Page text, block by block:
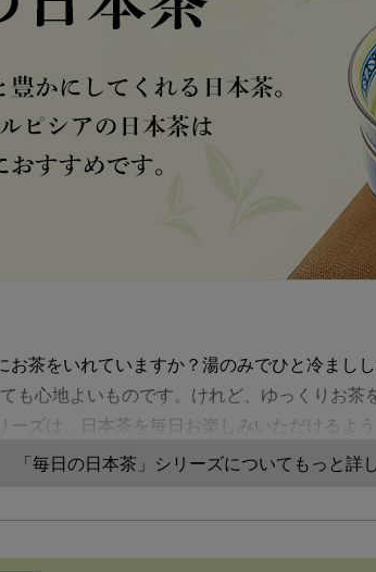
「毎日の日本茶」シリーズについてもっと詳
茶をいれていますか？湯のみでひと冷まし
も心地よいものです。けれど、ゆっくりお茶
ーズは、日本茶を毎日お楽しみいただけるよ
だけるように作りました。
こだわったのは、どんないれ方でも